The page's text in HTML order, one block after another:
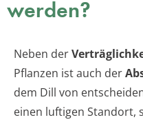
werden?
Neben der
Pflanzen ist auch der
dem Dill von
einen luftigen Standort,